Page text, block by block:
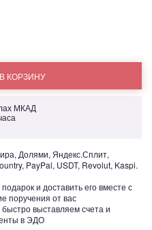
КОРЗИНУ
МКАД
Долями, Яндекс.Сплит,
PayPal, USDT, Revolut, Kaspi.
и доставить его вместе с
поручения от вас
выставляем счета и
в ЭДО